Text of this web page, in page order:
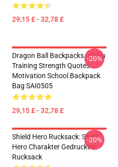
29,15 £ - 32,78 £
Dragon Ball Backpacks - Goku
Training Strength Quotes
Motivation School Backpack
Bag SAI0505
29,15 £ - 32,78 £
-20%
Shield Hero Rucksack: Shield
Hero Charakter Gedruckter
Rucksack
-20%